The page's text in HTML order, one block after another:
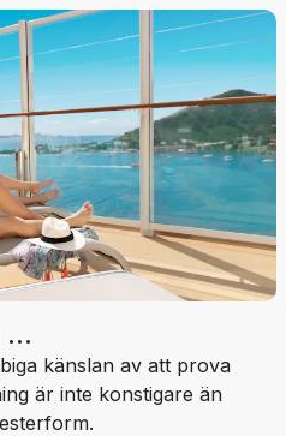
...
känslan av att prova
är inte konstigare än